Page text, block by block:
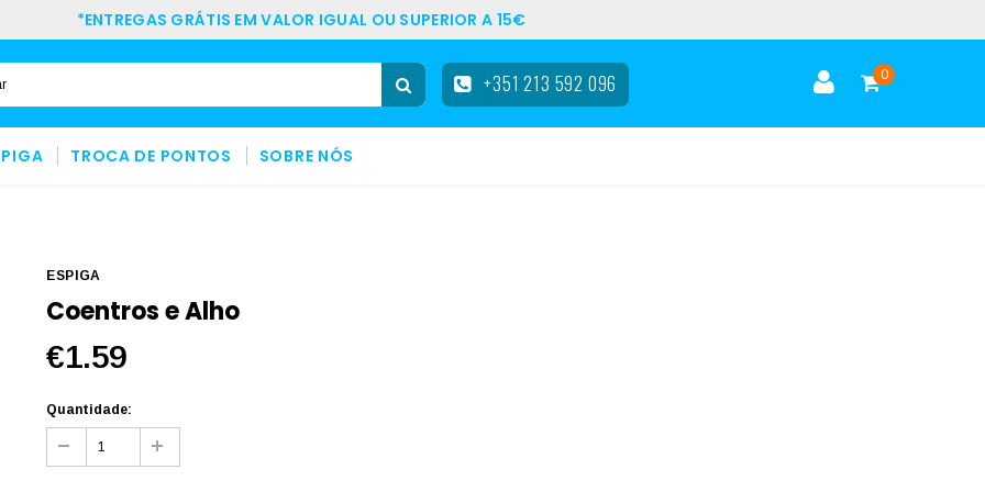
*ENTREGAS GRÁTIS EM VALOR IGUAL OU SUPERIOR A 15€
0
+351 213 592 096
TROCA DE PONTOS SOBRE NÓS
ESPIGA
Coentros e Alho
€1.59
Quantidade: